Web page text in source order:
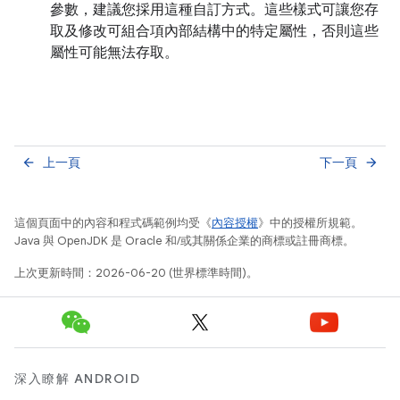
參數，建議您採用這種自訂方式。這些樣式可讓您存
取及修改可組合項內部結構中的特定屬性，否則這些
屬性可能無法存取。
上一頁
arrow_back 下一頁 arrow_forward
這個頁面中的內容和程式碼範例均受《內容授權》中的授權所規範。
Java 與 OpenJDK 是 Oracle 和/或其關係企業的商標或註冊商標。
上次更新時間：2026-06-20 (世界標準時間)。
深入瞭解 ANDROID